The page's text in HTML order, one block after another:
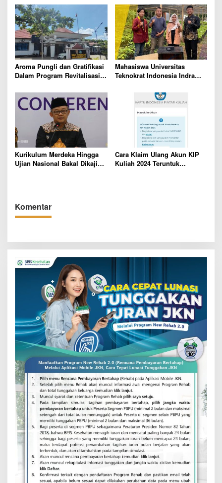
Aroma Pungli dan Gratifikasi
Dalam Program Revitalisasi
Mahasiswa Universitas
Teknokrat Indonesia Indra
Monitoring Pertumbuhan
Bibit Alpukat Hijau Bundar
Kurikulum Merdeka Hingga
Ujian Nasional Bakal Dikaji
Cara Klaim Ulang Akun KIP
Kuliah 2024 Teruntuk
Komentar